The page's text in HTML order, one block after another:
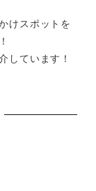
けスポットを
しています！